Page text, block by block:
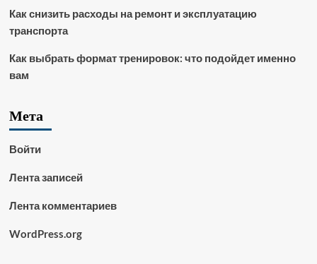
Как снизить расходы на ремонт и эксплуатацию
транспорта
Как выбрать формат тренировок: что подойдет именно
вам
Мета
Войти
Лента записей
Лента комментариев
WordPress.org